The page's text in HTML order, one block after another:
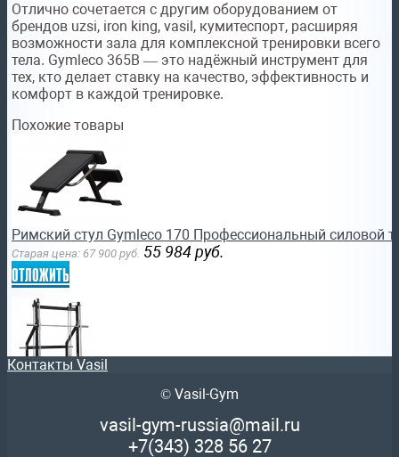
Отлично сочетается с другим оборудованием от
брендов uzsi, iron king, vasil, кумитеспорт, расширяя
возможности зала для комплексной тренировки всего
тела. Gymleco 365B — это надёжный инструмент для
тех, кто делает ставку на качество, эффективность и
комфорт в каждой тренировке.
Похожие товары
Римский стул Gymleco 170 Профессиональный силовой
Старая цена: 67 900 руб. 55 984 руб.
отложить
Машина Смита с противовесом Gymleco 281
295 300 руб. 243 475 руб.
Контакты Vasil
© Vasil-Gym
vasil-gym-russia@mail.ru
+7(343) 328 56 27